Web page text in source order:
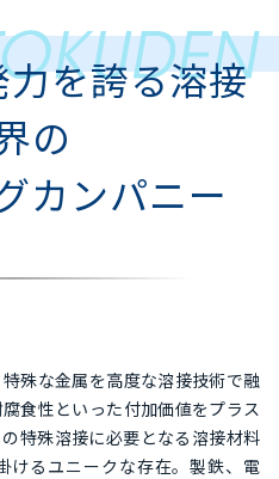
を誇る溶接
の
カンパニー
殊な金属を高度な溶接技術で融
食性といった付加価値をプラス
特殊溶接に必要となる溶接材料
けるユニークな存在。製鉄、電